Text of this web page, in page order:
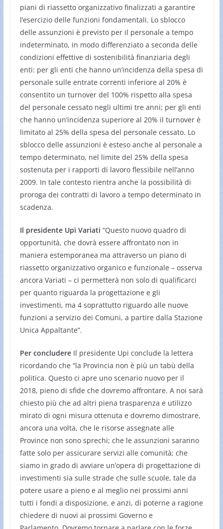
piani di riassetto organizzativo finalizzati a garantire
l’esercizio delle funzioni fondamentali. Lo sblocco
delle assunzioni è previsto per il personale a tempo
indeterminato, in modo differenziato a seconda delle
condizioni effettive di sostenibilità finanziaria degli
enti: per gli enti che hanno un’incidenza della spesa di
personale sulle entrate correnti inferiore al 20% è
consentito un turnover del 100% rispetto alla spesa
del personale cessato negli ultimi tre anni; per gli enti
che hanno un’incidenza superiore al 20% il turnover è
limitato al 25% della spesa del personale cessato. Lo
sblocco delle assunzioni è esteso anche al personale a
tempo determinato, nel limite del 25% della spesa
sostenuta per i rapporti di lavoro flessibile nell’anno
2009. In tale contesto rientra anche la possibilità di
proroga dei contratti di lavoro a tempo determinato in
scadenza.
Il presidente Upi Variati “Questo nuovo quadro di
opportunità, che dovrà essere affrontato non in
maniera estemporanea ma attraverso un piano di
riassetto organizzativo organico e funzionale – osserva
ancora Variati – ci permetterà non solo di qualificarci
per quanto riguarda la progettazione e gli
investimenti, ma 4 soprattutto riguardo alle nuove
funzioni a servizio dei Comuni, a partire dalla Stazione
Unica Appaltante”.
Per concludereIl presidente Upi conclude la lettera
ricordando che “la Provincia non è più un tabù della
politica. Questo ci apre uno scenario nuovo per il
2018, pieno di sfide che dovremo affrontare. A noi sarà
chiesto più che ad altri piena trasparenza e utilizzo
mirato di ogni misura ottenuta e dovremo dimostrare,
ancora una volta, che le risorse assegnate alle
Province non sono sprechi; che le assunzioni saranno
fatte solo per assicurare servizi alle comunità; che
siamo in grado di avviare un’opera di progettazione di
investimenti sia sulle strade che sulle scuole, tale da
potere usare a pieno e al meglio nei prossimi anni
tutti i fondi a disposizione, e anzi, di poterne a ragione
chiedere di nuovi ai prossimi Governo e